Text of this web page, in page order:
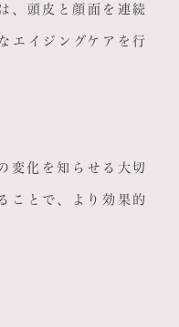
、頭皮と顔面を連続
エイジングケアを行
変化を知らせる大切
ことで、より効果的